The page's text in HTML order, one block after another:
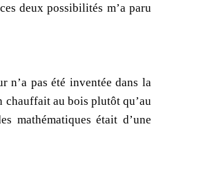
deux possibilités m’a paru
n’a pas été inventée dans la
chauffait au bois plutôt qu’au
mathématiques était d’une